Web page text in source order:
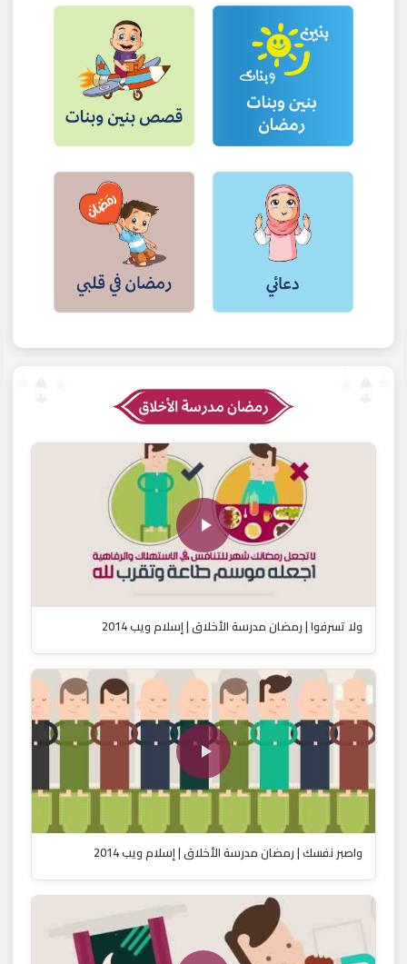
ولا تسرفوا | رمضان مدرسة الأخلاق | إسلام ويب 2014
واصبر نفسك | رمضان مدرسة الأخلاق | إسلام ويب 2014